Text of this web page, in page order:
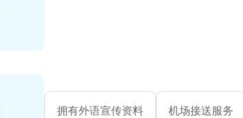
拥有外语宣传资料 机场接送服务